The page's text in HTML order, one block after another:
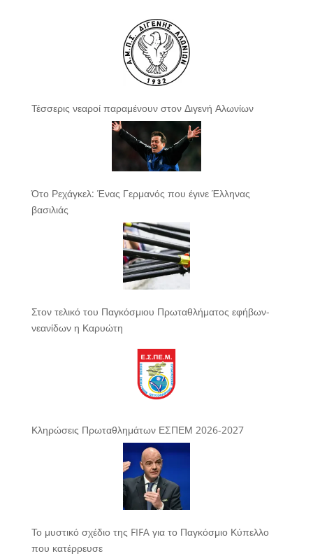
Τέσσερις νεαροί παραμένουν στον Διγενή Αλωνίων
Ότο Ρεχάγκελ: Ένας Γερμανός που έγινε Έλληνας
βασιλιάς
Στον τελικό του Παγκόσμιου Πρωταθλήματος εφήβων-
νεανίδων η Καρυώτη
Κληρώσεις Πρωταθλημάτων ΕΣΠΕΜ 2026-2027
Το μυστικό σχέδιο της FIFA για το Παγκόσμιο Κύπελλο
που κατέρρευσε